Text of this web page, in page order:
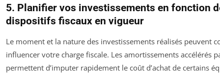
5. Planifier vos investissements en fonction
dispositifs fiscaux en vigueur
Le moment et la nature des investissements réalisés peuvent
influencer votre charge fiscale. Les amortissements accélérés
permettent d’imputer rapidement le coût d’achat de certains